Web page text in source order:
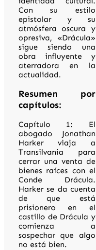
Con su estilo
epistolar y su
atmósfera oscura y
opresiva, «Drácula»
sigue siendo una
obra influyente y
aterradora en la
actualidad.
Resumen por
capítulos:
Capítulo 1: El
abogado Jonathan
Harker viaja a
Transilvania para
cerrar una venta de
bienes raíces con el
Conde Drácula.
Harker se da cuenta
de que está
prisionero en el
castillo de Drácula y
comienza a
sospechar que algo
no está bien.